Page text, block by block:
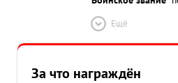
Ещё
За что награждён